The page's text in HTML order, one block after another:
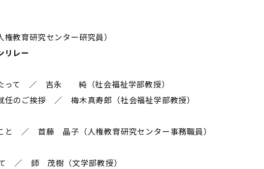
育研究センター研究員）
リレー
たって ／ 吉永 純（社会福祉学部教授）
任のご挨拶 ／ 梅木真寿郎（社会福祉学部教授）
と ／ 首藤 晶子（人権教育研究センター事務職員）
／ 師 茂樹（文学部教授）